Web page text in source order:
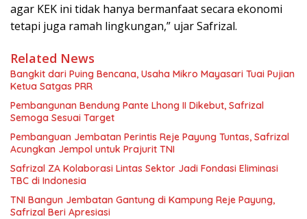
agar KEK ini tidak hanya bermanfaat secara ekonomi
tetapi juga ramah lingkungan,” ujar Safrizal.
Related News
Bangkit dari Puing Bencana, Usaha Mikro Mayasari Tuai Pujian
Ketua Satgas PRR
Pembangunan Bendung Pante Lhong II Dikebut, Safrizal
Semoga Sesuai Target
Pembanguan Jembatan Perintis Reje Payung Tuntas, Safrizal
Acungkan Jempol untuk Prajurit TNI
Safrizal ZA Kolaborasi Lintas Sektor Jadi Fondasi Eliminasi
TBC di Indonesia
TNI Bangun Jembatan Gantung di Kampung Reje Payung,
Safrizal Beri Apresiasi